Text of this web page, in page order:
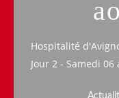
Hospitalité
Jour 2 - Samedi 06